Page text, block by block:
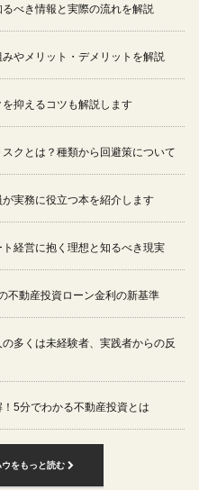
べき情報と実際の流れを解説
やメリット・デメリットを解説
抑えるコツも解説します
クとは？種類から回避策について
実務に役立つ本を紹介します
経営に抱く理想と知るべき現実
不動産投資ローン金利の新基準
多くは未経験者、実践者からの反
5分でわかる不動産投資とは
をもっと読む